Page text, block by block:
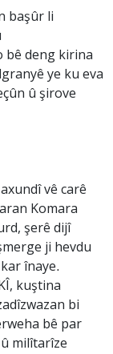
başûr li
bê deng kirina
ye ku eva
û şirove
vê carê
Komara
şerê dijî
ji hevdu
înaye.
kuştina
bi
bê par
milîtarîze